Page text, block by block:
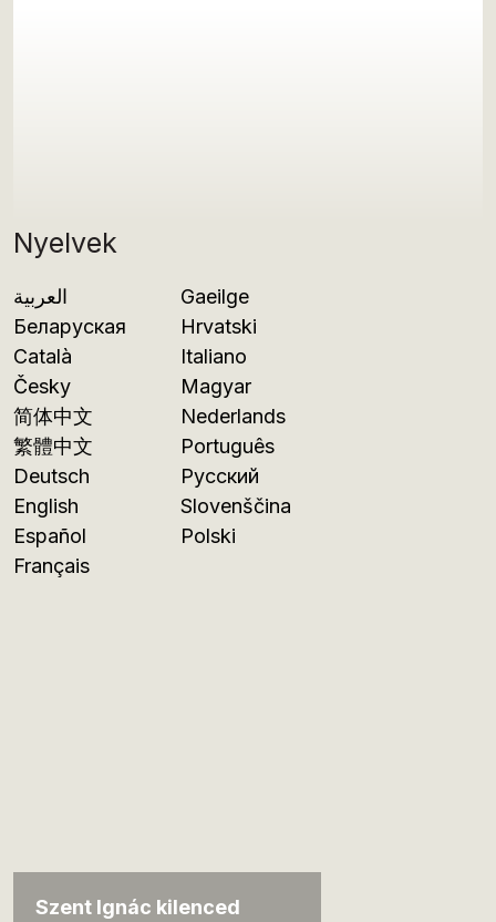
Nyelvek
العربية
Беларуская
Català
Česky
简体中文
繁體中文
Deutsch
English
Español
Français
Gaeilge
Hrvatski
Italiano
Magyar
Nederlands
Português
Русский
Slovenščina
Polski
Szent Ignác kilenced